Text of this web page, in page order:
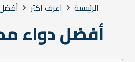
الرئيسية اعرف اكتر
أفضل دواء